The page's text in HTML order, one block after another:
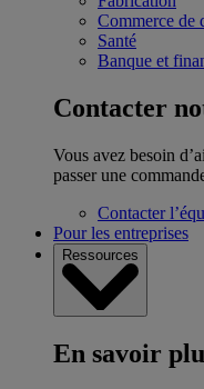
Commerce de
Santé
Banque et
Contacter
Vous avez besoin
passer une
Contacter
Pour les entreprises
Ressources
En savoir